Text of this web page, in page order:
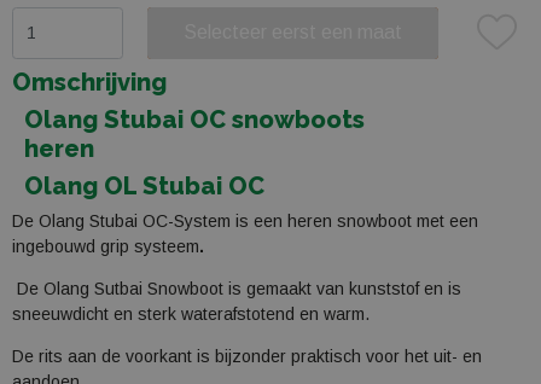
Omschrijving
Olang Stubai OC snowboots
heren
Olang OL Stubai OC
De Olang Stubai OC-System is een heren snowboot met een
ingebouwd grip systeem.
De Olang Sutbai Snowboot is gemaakt van kunststof en is
sneeuwdicht en sterk waterafstotend en warm.
De rits aan de voorkant is bijzonder praktisch voor het uit- en